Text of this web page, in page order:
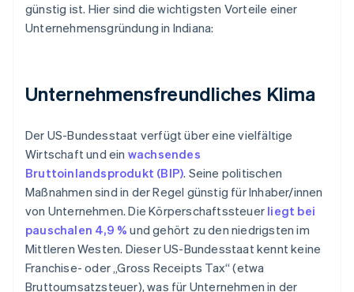
günstig ist. Hier sind die wichtigsten Vorteile einer
Unternehmensgründung in Indiana:
Unternehmensfreundliches Klima
Der US-Bundesstaat verfügt über eine vielfältige
Wirtschaft und ein wachsendes
Bruttoinlandsprodukt (BIP). Seine politischen
Maßnahmen sind in der Regel günstig für Inhaber/innen
von Unternehmen. Die Körperschaftssteuer liegt bei
pauschalen 4,9 % und gehört zu den niedrigsten im
Mittleren Westen. Dieser US-Bundesstaat kennt keine
Franchise- oder „Gross Receipts Tax“ (etwa
Bruttoumsatzsteuer), was für Unternehmen in der